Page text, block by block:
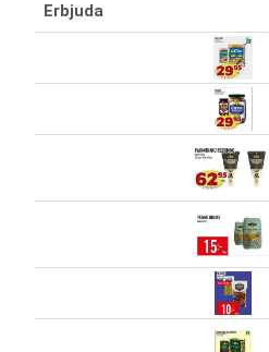
Erbjuda